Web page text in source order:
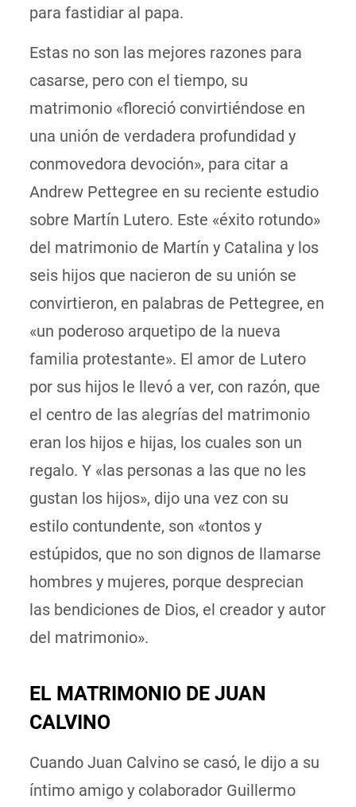
para fastidiar al papa.
Estas no son las mejores razones para
casarse, pero con el tiempo, su
matrimonio «floreció convirtiéndose en
una unión de verdadera profundidad y
conmovedora devoción», para citar a
Andrew Pettegree en su reciente estudio
sobre Martín Lutero. Este «éxito rotundo»
del matrimonio de Martín y Catalina y los
seis hijos que nacieron de su unión se
convirtieron, en palabras de Pettegree, en
«un poderoso arquetipo de la nueva
familia protestante». El amor de Lutero
por sus hijos le llevó a ver, con razón, que
el centro de las alegrías del matrimonio
eran los hijos e hijas, los cuales son un
regalo. Y «las personas a las que no les
gustan los hijos», dijo una vez con su
estilo contundente, son «tontos y
estúpidos, que no son dignos de llamarse
hombres y mujeres, porque desprecian
las bendiciones de Dios, el creador y autor
del matrimonio».
EL MATRIMONIO DE JUAN
CALVINO
Cuando Juan Calvino se casó, le dijo a su
íntimo amigo y colaborador Guillermo